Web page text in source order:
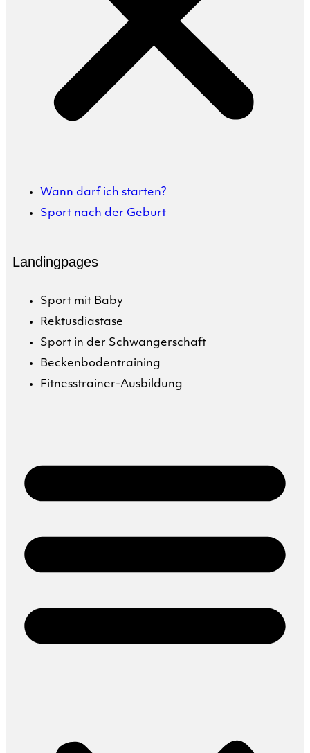
Wann darf ich starten?
Sport nach der Geburt
Landingpages
Sport mit Baby
Rektusdiastase
Sport in der Schwangerschaft
Beckenbodentraining
Fitnesstrainer-Ausbildung